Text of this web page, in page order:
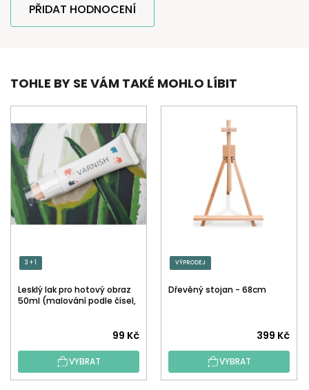
PŘIDAT HODNOCENÍ
TOHLE BY SE VÁM TAKÉ MOHLO LÍBIT
3 + 1
Lesklý lak pro hotový obraz
50ml (malování podle čísel,
hodnocení
produktu
je
99 Kč
VYBRAT
VÝPRODEJ
Dřevěný stojan - 68cm
399 Kč
VYBRAT